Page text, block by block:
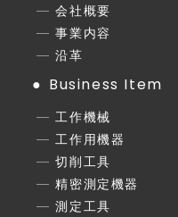
会社概要
事業内容
沿革
Business Item
工作機械
工作用機器
切削工具
精密測定機器
測定工具